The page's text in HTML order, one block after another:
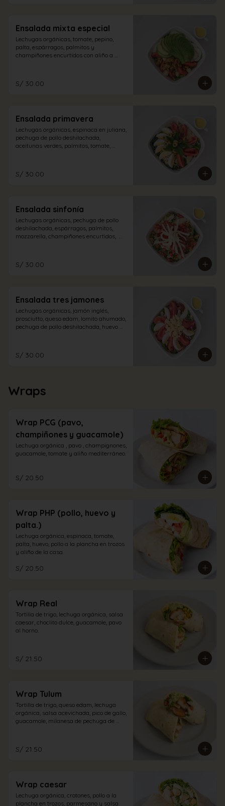
Ensalada mixta especial
Lechugas orgánicas, tomate, pepino,
palta, espárragos, palmitos y
champiñones encurtidos con aliño a
S/ 30.00
Ensalada primavera
Lechugas orgánicas, espinaca en juliana,
pechuga de pollo deshilachada,
aceitunas verdes, palmitos, tomate,
S/ 30.00
Ensalada sinfonía
Lechugas orgánicas, pechuga de pollo
deshilachada, espárragos, palmitos,
mozzarella, champiñones encurtidos,
S/ 30.00
Ensalada tres jamones
Lechugas orgánicas, jamón inglés,
prosciutto, queso edam, lomito ahumado,
pechuga de pollo deshilachada, huevo
S/ 30.00
Wraps
Wrap PCG (pavo,
champiñones y guacamole)
Lechuga orgánica , pavo , champignones,
guacamole, tomate y aliño mediterráneo.
S/ 20.50
Wrap PHP (pollo, huevo y
palta.)
Lechuga orgánica, espinaca, tomate,
palta, huevo, pollo a la plancha en trozos
y aliño de la casa.
S/ 20.50
Wrap Real
Tortilla de trigo, lechuga orgánica, salsa
caesar, choclito dulce, guacamole, pavo
al horno.
S/ 21.50
Wrap Tulum
Tortilla de trigo, queso edam, lechuga
orgánica, salsa acevichada, pico de gallo,
guacamole, milanesa de pechuga de
S/ 21.50
Wrap caesar
Lechuga orgánica, crotones, pollo a la
plancha en trozos, parmesano y salsa